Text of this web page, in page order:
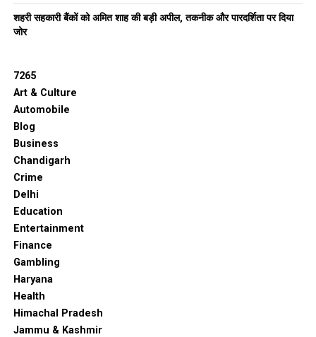
शहरी सहकारी बैंकों को अमित शाह की बड़ी अपील, तकनीक और पारदर्शिता पर दिया
जोर
7265
Art & Culture
Automobile
Blog
Business
Chandigarh
Crime
Delhi
Education
Entertainment
Finance
Gambling
Haryana
Health
Himachal Pradesh
Jammu & Kashmir